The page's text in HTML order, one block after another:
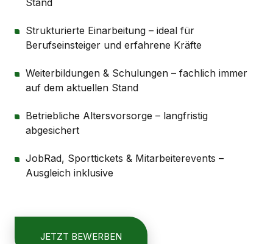
Strukturierte Einarbeitung – ideal für
Berufseinsteiger und erfahrene Kräfte
Weiterbildungen & Schulungen – fachlich immer
auf dem aktuellen Stand
Betriebliche Altersvorsorge – langfristig
abgesichert
JobRad, Sporttickets & Mitarbeiterevents –
Ausgleich inklusive
JETZT BEWERBEN